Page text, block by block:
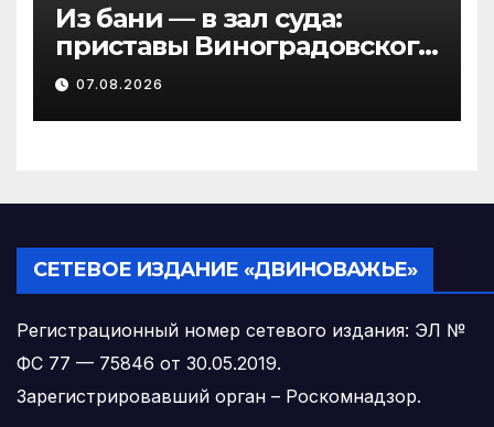
Из бани — в зал суда:
приставы Виноградовского
округа разыскали
должника по алиментам
07.08.2026
СЕТЕВОЕ ИЗДАНИЕ «ДВИНОВАЖЬЕ»
Регистрационный номер сетевого издания: ЭЛ №
ФС 77 — 75846 от 30.05.2019.
Зарегистрировавший орган – Роскомнадзор.